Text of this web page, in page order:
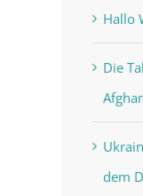
Hallo
Die
dem